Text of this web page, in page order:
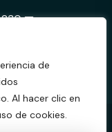
de
Al hacer clic en
de cookies.